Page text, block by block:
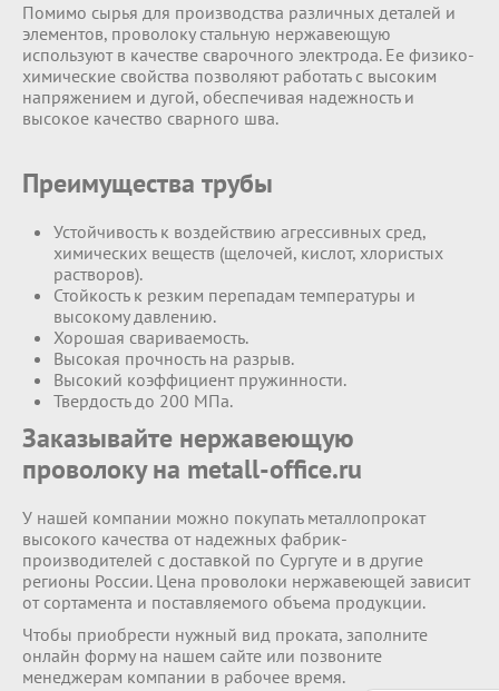
Помимо сырья для производства различных деталей и
элементов, проволоку стальную нержавеющую
используют в качестве сварочного электрода. Ее физико-
химические свойства позволяют работать с высоким
напряжением и дугой, обеспечивая надежность и
высокое качество сварного шва.
Преимущества трубы
Устойчивость к воздействию агрессивных сред,
химических веществ (щелочей, кислот, хлористых
растворов).
Стойкость к резким перепадам температуры и
высокому давлению.
Хорошая свариваемость.
Высокая прочность на разрыв.
Высокий коэффициент пружинности.
Твердость до 200 МПа.
Заказывайте нержавеющую
проволоку на metall-office.ru
У нашей компании можно покупать металлопрокат
высокого качества от надежных фабрик-
производителей с доставкой по Сургуте и в другие
регионы России. Цена проволоки нержавеющей зависит
от сортамента и поставляемого объема продукции.
Чтобы приобрести нужный вид проката, заполните
онлайн форму на нашем сайте или позвоните
менеджерам компании в рабочее время.